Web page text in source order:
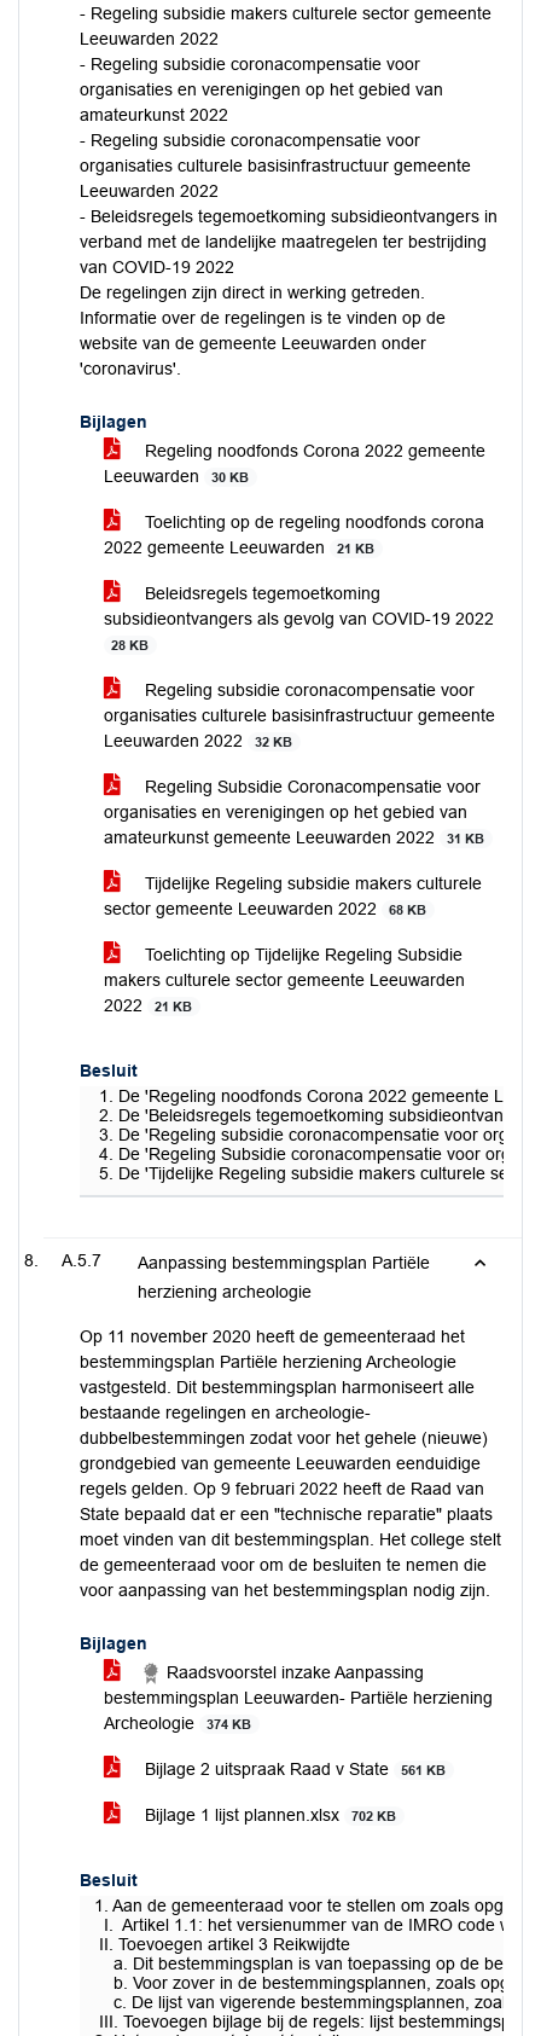
- Regeling subsidie makers culturele sector gemeente
Leeuwarden 2022
- Regeling subsidie coronacompensatie voor
organisaties en verenigingen op het gebied van
amateurkunst 2022
- Regeling subsidie coronacompensatie voor
organisaties culturele basisinfrastructuur gemeente
Leeuwarden 2022
- Beleidsregels tegemoetkoming subsidieontvangers in
verband met de landelijke maatregelen ter bestrijding
van COVID-19 2022
De regelingen zijn direct in werking getreden.
Informatie over de regelingen is te vinden op de
website van de gemeente Leeuwarden onder
'coronavirus'.
Bijlagen
Regeling noodfonds Corona 2022 gemeente
Leeuwarden
30 KB
Toelichting op de regeling noodfonds corona
2022 gemeente Leeuwarden
21 KB
Beleidsregels tegemoetkoming
subsidieontvangers als gevolg van COVID-19 2022
28 KB
Regeling subsidie coronacompensatie voor
organisaties culturele basisinfrastructuur gemeente
Leeuwarden 2022
32 KB
Regeling Subsidie Coronacompensatie voor
organisaties en verenigingen op het gebied van
amateurkunst gemeente Leeuwarden 2022
31 KB
Tijdelijke Regeling subsidie makers culturele
sector gemeente Leeuwarden 2022
68 KB
Toelichting op Tijdelijke Regeling Subsidie
makers culturele sector gemeente Leeuwarden
2022
21 KB
Besluit
De 'Regeling noodfonds Corona 2022 gemeente
De 'Beleidsregels tegemoetkoming
De 'Regeling subsidie coronacompensatie voor
De 'Regeling Subsidie coronacompensatie voor
De 'Tijdelijke Regeling subsidie makers culturele
A.5.7
Aanpassing bestemmingsplan Partiële
herziening archeologie
Op 11 november 2020 heeft de gemeenteraad het
bestemmingsplan Partiële herziening Archeologie
vastgesteld. Dit bestemmingsplan harmoniseert alle
bestaande regelingen en archeologie-
dubbelbestemmingen zodat voor het gehele (nieuwe)
grondgebied van gemeente Leeuwarden eenduidige
regels gelden. Op 9 februari 2022 heeft de Raad van
State bepaald dat er een "technische reparatie" plaats
moet vinden van dit bestemmingsplan. Het college stelt
de gemeenteraad voor om de besluiten te nemen die
voor aanpassing van het bestemmingsplan nodig zijn.
Bijlagen
Raadsvoorstel inzake Aanpassing
bestemmingsplan Leeuwarden- Partiële herziening
Archeologie
374 KB
Bijlage 2 uitspraak Raad v State 561 KB
Bijlage 1 lijst plannen.xlsx 702 KB
Besluit
1. Aan de gemeenteraad voor te stellen om zoals
I. Artikel 1.1: het versienummer van de IMRO code
II. Toevoegen artikel 3 Reikwijdte
a. Dit bestemmingsplan is van toepassing op de
b. Voor zover in de bestemmingsplannen, zoals
c. De lijst van vigerende bestemmingsplannen, zoals
III. Toevoegen bijlage bij de regels: lijst